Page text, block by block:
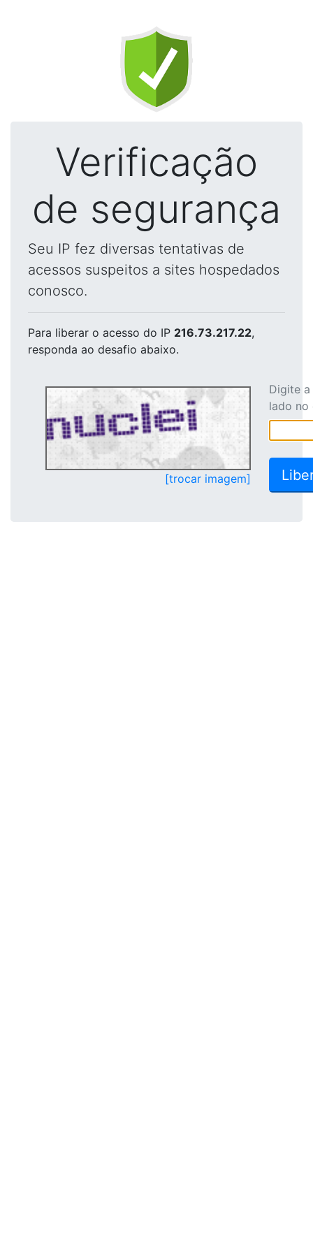
Verificação
de segurança
Seu IP fez diversas tentativas de
acessos suspeitos a sites hospedados
conosco.
Para liberar o acesso do IP 216.73.217.22,
responda ao desafio abaixo.
[trocar imagem]
Digite
lado no